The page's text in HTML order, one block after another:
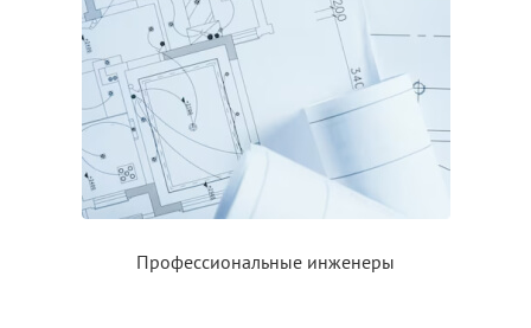
Профессиональные инженеры